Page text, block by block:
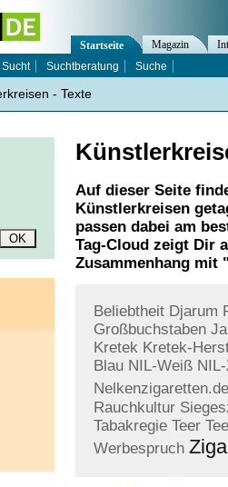
Auf dieser Seite
Künstlerkreisen
passen dabei am
Tag-Cloud zeigt Dir
Zusammenhang mit
Beliebtheit Djarum
Großbuchstaben
Kretek Kretek-
Blau NIL-Weiß
Nelkenzigaretten.de
Rauchkultur
Tabakregie Teer
Werbespruch
Startseite Magazin
Sucht Suchtberatung Suche
- Texte